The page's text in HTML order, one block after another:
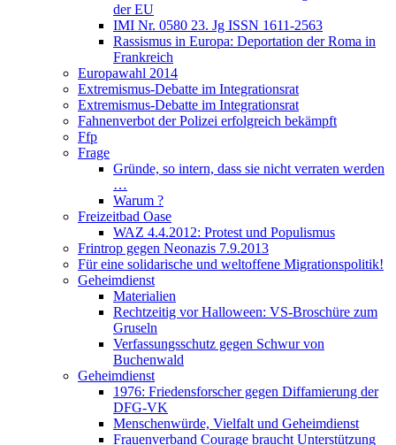
der EU
IMI Nr. 0580 23. Jg ISSN 1611-2563
Rassismus in Europa: Deportation der Roma in
Frankreich
Europawahl 2014
Extremismus-Debatte im Integrationsrat
Extremismus-Debatte im Integrationsrat
Fahnenverbot der Polizei erfolgreich bekämpft
Ffp
Frage
Gründe, so intern, dass sie nicht verraten werden
…
Warum ?
Freizeitbad Oase
WAZ 4.4.2012: Protest und Populismus
Frintrop gegen Neonazis 7.9.2013
Für eine solidarische und weltoffene Migrationspolitik!
Geheimdienst
Materialien
Rechtzeitig vor Halloween: VS-Broschüre zum
Gruseln
Verfassungsschutz gegen Schwur von
Buchenwald
Geheimdienst
1976: Friedensforscher gegen Diffamierung der
DFG-VK
Menschenwürde, Vielfalt und Geheimdienst
Frauenverband Courage braucht Unterstützung